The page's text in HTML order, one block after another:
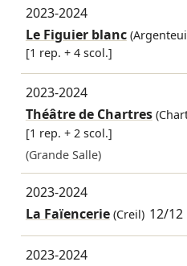
2023-2024
Le Figuier blanc
[1 rep. + 4 scol.]
2023-2024
Théâtre de Chartres
[1 rep. + 2 scol.]
(Grande Salle)
2023-2024
La Faïencerie(Creil) 12/12
2023-2024